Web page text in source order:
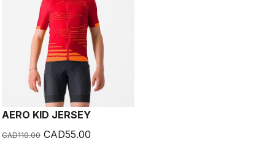
AERO KID JERSEY
CAD110.00 CAD55.00